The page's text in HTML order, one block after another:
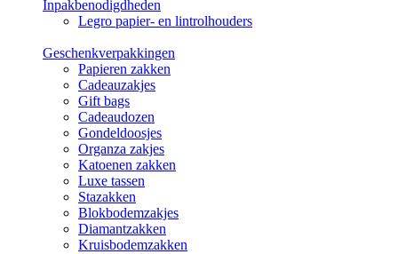
Inpakbenodigdheden
Legro papier- en lintrolhouders
Geschenkverpakkingen
Papieren zakken
Cadeauzakjes
Gift bags
Cadeaudozen
Gondeldoosjes
Organza zakjes
Katoenen zakken
Luxe tassen
Stazakken
Blokbodemzakjes
Diamantzakken
Kruisbodemzakken